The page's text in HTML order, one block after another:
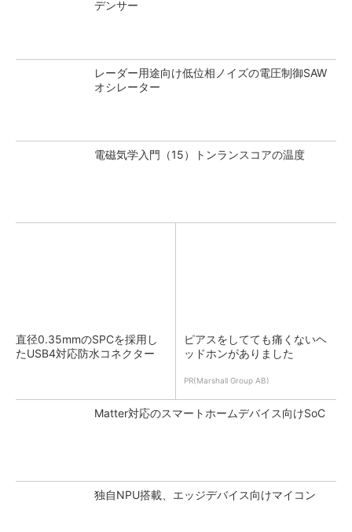
デンサー
レーダー用途向け低位相ノイズの電圧制御SAW
オシレーター
電磁気学入門（15）トンランスコアの温度
直径0.35mmのSPCを採用し
たUSB4対応防水コネクター
ピアスをしてても痛くないヘ
ッドホンがありました
PR(Marshall Group AB)
Matter対応のスマートホームデバイス向けSoC
独自NPU搭載、エッジデバイス向けマイコン